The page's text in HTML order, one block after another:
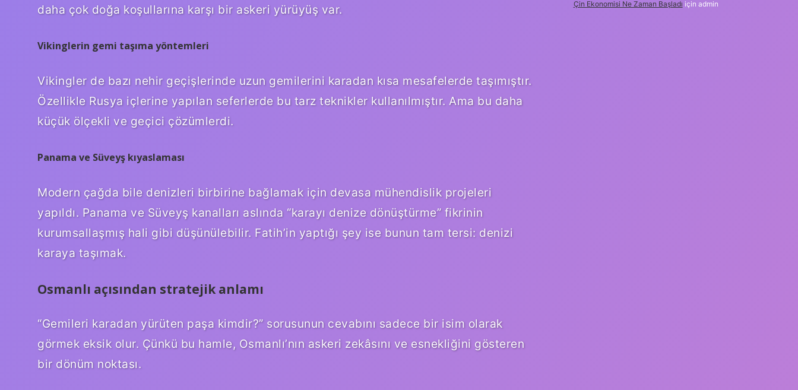
daha çok doğa koşullarına karşı bir askeri yürüyüş var.
Vikinglerin gemi taşıma yöntemleri
Vikingler de bazı nehir geçişlerinde uzun gemilerini karadan kısa mesafelerde taşımıştır.
Özellikle Rusya içlerine yapılan seferlerde bu tarz teknikler kullanılmıştır. Ama bu daha
küçük ölçekli ve geçici çözümlerdi.
Panama ve Süveyş kıyaslaması
Modern çağda bile denizleri birbirine bağlamak için devasa mühendislik projeleri
yapıldı. Panama ve Süveyş kanalları aslında “karayı denize dönüştürme” fikrinin
kurumsallaşmış hali gibi düşünülebilir. Fatih’in yaptığı şey ise bunun tam tersi: denizi
karaya taşımak.
Osmanlı açısından stratejik anlamı
“Gemileri karadan yürüten paşa kimdir?” sorusunun cevabını sadece bir isim olarak
görmek eksik olur. Çünkü bu hamle, Osmanlı’nın askeri zekâsını ve esnekliğini gösteren
bir dönüm noktası.
Çin Ekonomisi Ne Zaman Başladı için admin